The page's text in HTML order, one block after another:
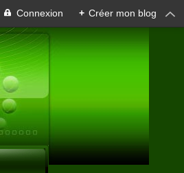
Connexion + Créer mon blog